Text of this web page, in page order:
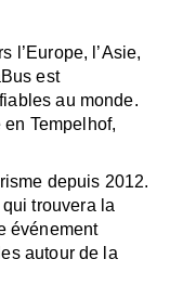
l’Europe, l’Asie,
est
au monde.
Tempelhof,
depuis 2012.
trouvera la
événement
autour de la